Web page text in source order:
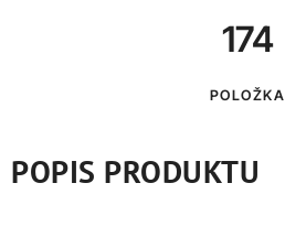
174
POLOŽKA
POPIS PRODUKTU